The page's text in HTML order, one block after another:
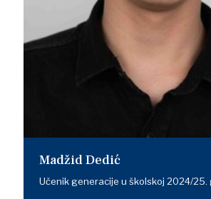
Madžid Dedić
Učenik generacije u školskoj 2024/25.